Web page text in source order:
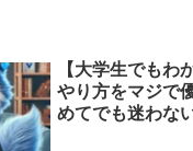
【大学生でもわ
やり方をマジで
めてでも迷わな